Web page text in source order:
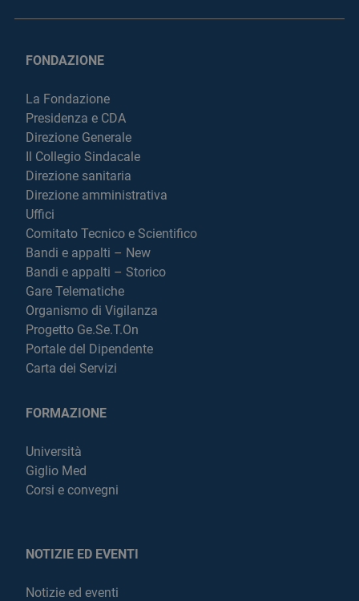
FONDAZIONE
La Fondazione
Presidenza e CDA
Direzione Generale
Il Collegio Sindacale
Direzione sanitaria
Direzione amministrativa
Uffici
Comitato Tecnico e Scientifico
Bandi e appalti – New
Bandi e appalti – Storico
Gare Telematiche
Organismo di Vigilanza
Progetto Ge.Se.T.On
Portale del Dipendente
Carta dei Servizi
FORMAZIONE
Università
Giglio Med
Corsi e convegni
NOTIZIE ED EVENTI
Notizie ed eventi